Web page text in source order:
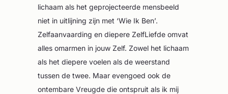
lichaam als het geprojecteerde mensbeeld
niet in uitlijning zijn met ‘Wie Ik Ben’.
Zelfaanvaarding en diepere ZelfLiefde omvat
alles omarmen in jouw Zelf. Zowel het lichaam
als het diepere voelen als de weerstand
tussen de twee. Maar evengoed ook de
ontembare Vreugde die ontspruit als ik mij